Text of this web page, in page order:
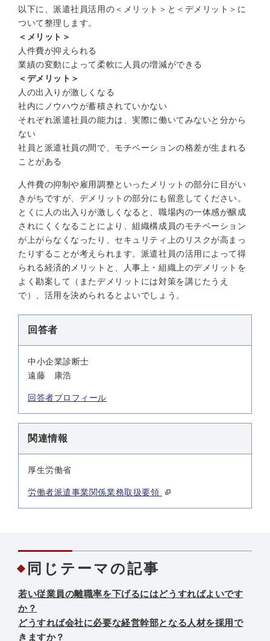
以下に、派遣社員活用の＜メリット＞と＜デメリット＞に
ついて整理します。
＜メリット＞
人件費が抑えられる
業績の変動によって柔軟に人員の増減ができる
＜デメリット＞
人の出入りが激しくなる
社内にノウハウが蓄積されていかない
それぞれ派遣社員の能力は、実際に働いてみないと分から
ない
社員と派遣社員の間で、モチベーションの格差が生まれる
ことがある
人件費の抑制や雇用調整といったメリットの部分に目がい
きがちですが、デメリットの部分にも留意してください。
とくに人の出入りが激しくなると、職場内の一体感が醸成
されにくくなることにより、組織構成員のモチベーション
が上がらなくなったり、セキュリティ上のリスクが高まっ
たりすることが考えられます。派遣社員の活用によって得
られる経済的メリットと、人事上・組織上のデメリットを
よく勘案して（またデメリットには対策を講じたうえ
で）、活用を決められるとよいでしょう。
回答者
中小企業診断士
遠藤 康浩
回答者プロフィール
関連情報
厚生労働省
労働者派遣事業関係業務取扱要領
同じテーマの記事
若い従業員の離職率を下げるにはどうすればよいです
か？
どうすれば会社に必要な経営幹部となる人材を採用で
きますか？